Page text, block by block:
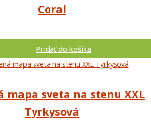
Coral
Pridať do košíka
mapa sveta na stenu XXL
Tyrkysová